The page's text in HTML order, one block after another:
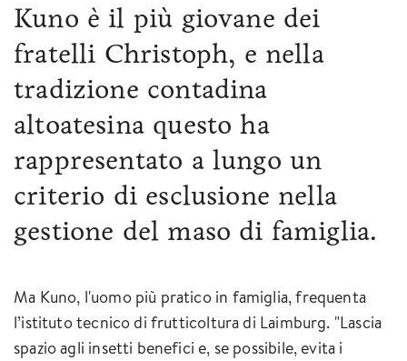
Kuno è il più giovane dei
fratelli Christoph, e nella
tradizione contadina
altoatesina questo ha
rappresentato a lungo un
criterio di esclusione nella
gestione del maso di famiglia.
Ma Kuno, l'uomo più pratico in famiglia, frequenta
l’istituto tecnico di frutticoltura di Laimburg. "Lascia
spazio agli insetti benefici e, se possibile, evita i